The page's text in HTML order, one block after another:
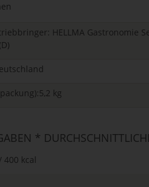
HELLMA Gastronomie
kg
*
400 kcal